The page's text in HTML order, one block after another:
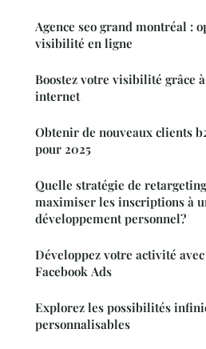
Agence seo grand montréal :
visibilité en ligne
Boostez votre visibilité grâce
internet
Obtenir de nouveaux clients
pour 2025
Quelle stratégie de
maximiser les inscriptions à
développement personnel?
Développez votre activité
Facebook Ads
Explorez les possibilités
personnalisables